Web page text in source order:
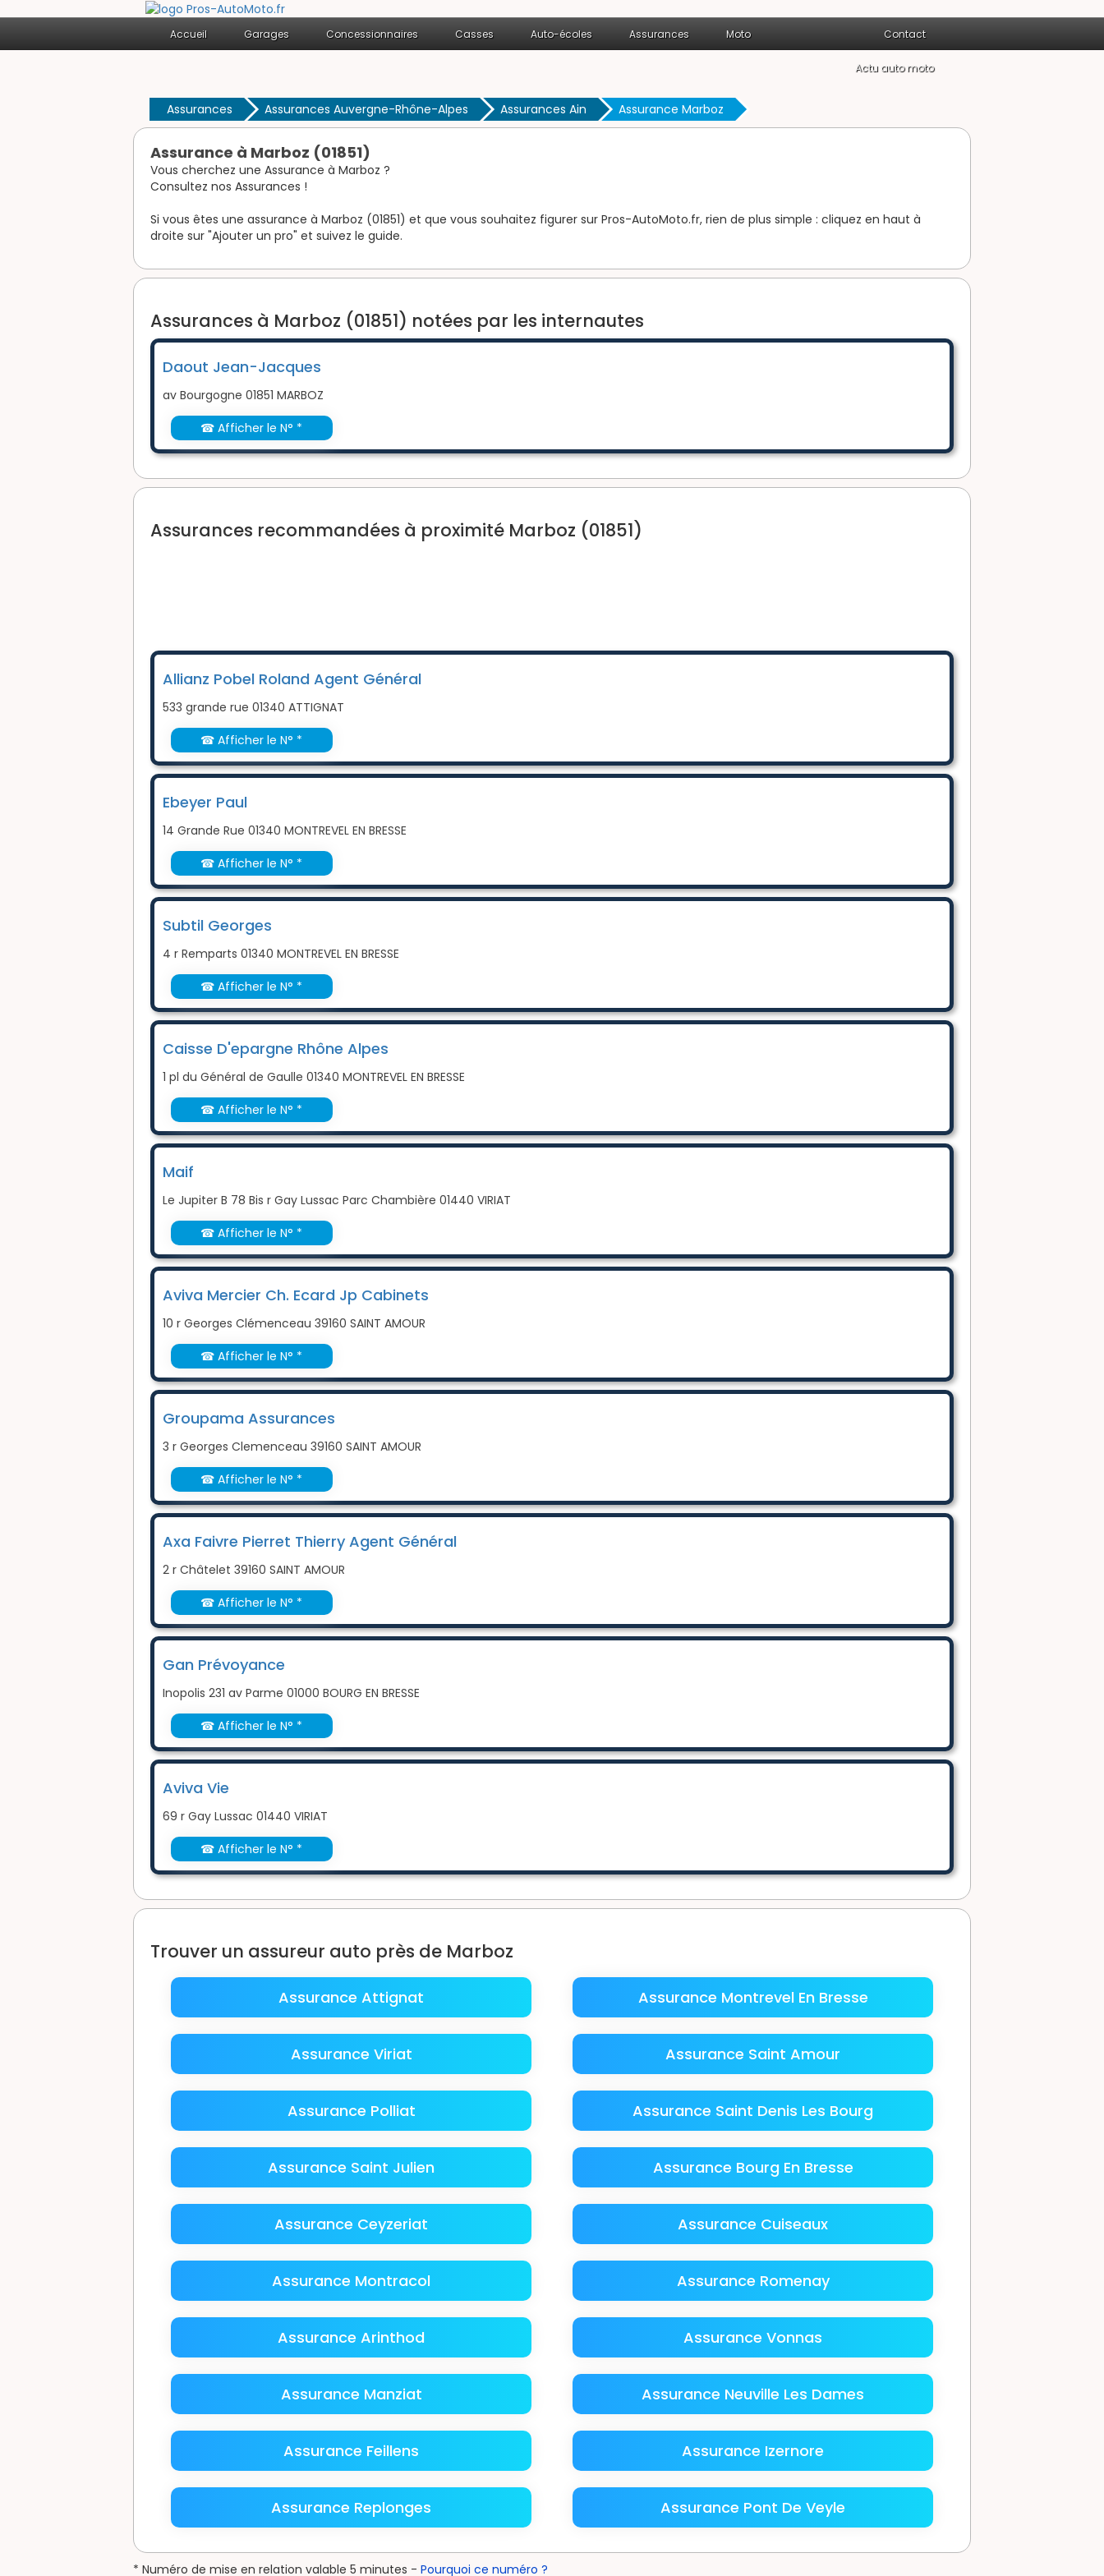
Accueil Garages Concessionnaires Casses Auto-écoles Assurances Moto Contact
Actu auto moto
Assurances Assurances Auvergne-Rhône-Alpes Assurances Ain Assurance Marboz
Assurance à Marboz (01851)
Vous cherchez une Assurance à Marboz ?
Consultez nos Assurances !
Si vous êtes une assurance à Marboz (01851) et que vous souhaitez figurer sur Pros-AutoMoto.fr, rien de plus simple : cliquez en haut à
droite sur "Ajouter un pro" et suivez le guide.
Assurances à Marboz (01851) notées par les internautes
Daout Jean-Jacques
av Bourgogne 01851 MARBOZ
☎ Afficher le N° *
Assurances recommandées à proximité Marboz (01851)
Allianz Pobel Roland Agent Général
533 grande rue 01340 ATTIGNAT
☎ Afficher le N° *
Ebeyer Paul
14 Grande Rue 01340 MONTREVEL EN BRESSE
☎ Afficher le N° *
Subtil Georges
4 r Remparts 01340 MONTREVEL EN BRESSE
☎ Afficher le N° *
Caisse D'epargne Rhône Alpes
1 pl du Général de Gaulle 01340 MONTREVEL EN BRESSE
☎ Afficher le N° *
Maif
Le Jupiter B 78 Bis r Gay Lussac Parc Chambière 01440 VIRIAT
☎ Afficher le N° *
Aviva Mercier Ch. Ecard Jp Cabinets
10 r Georges Clémenceau 39160 SAINT AMOUR
☎ Afficher le N° *
Groupama Assurances
3 r Georges Clemenceau 39160 SAINT AMOUR
☎ Afficher le N° *
Axa Faivre Pierret Thierry Agent Général
2 r Châtelet 39160 SAINT AMOUR
☎ Afficher le N° *
Gan Prévoyance
Inopolis 231 av Parme 01000 BOURG EN BRESSE
☎ Afficher le N° *
Aviva Vie
69 r Gay Lussac 01440 VIRIAT
☎ Afficher le N° *
Trouver un assureur auto près de Marboz
Assurance Attignat Assurance Montrevel En Bresse
Assurance Viriat Assurance Saint Amour
Assurance Polliat Assurance Saint Denis Les Bourg
Assurance Saint Julien Assurance Bourg En Bresse
Assurance Ceyzeriat Assurance Cuiseaux
Assurance Montracol Assurance Romenay
Assurance Arinthod Assurance Vonnas
Assurance Manziat Assurance Neuville Les Dames
Assurance Feillens Assurance Izernore
Assurance Replonges Assurance Pont De Veyle
* Numéro de mise en relation valable 5 minutes - Pourquoi ce numéro ?